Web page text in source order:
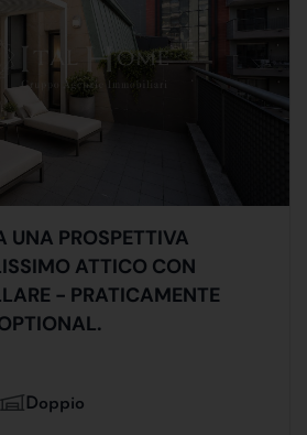
PROSPETTIVA
- PRATICAMENTE
Doppio